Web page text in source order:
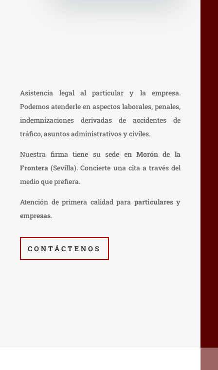
Asistencia legal al particular y la empresa.
Podemos atenderle en aspectos laborales, penales,
indemnizaciones derivadas de accidentes de
tráfico, asuntos administrativos y civiles.
Nuestra firma tiene su sede enMorón de la
Frontera (Sevilla). Concierte una cita a través del
medio que prefiera.
Atención de primera calidad para particularesy
empresas.
CONTÁCTENOS